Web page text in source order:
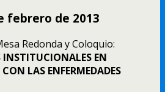
febrero de 2013
Redonda y Coloquio:
INSTITUCIONALES EN
LAS ENFERMEDADES